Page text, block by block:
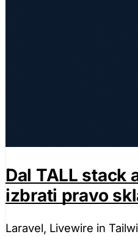
Dal TALL stack
izbrati pravo
Laravel, Livewire in